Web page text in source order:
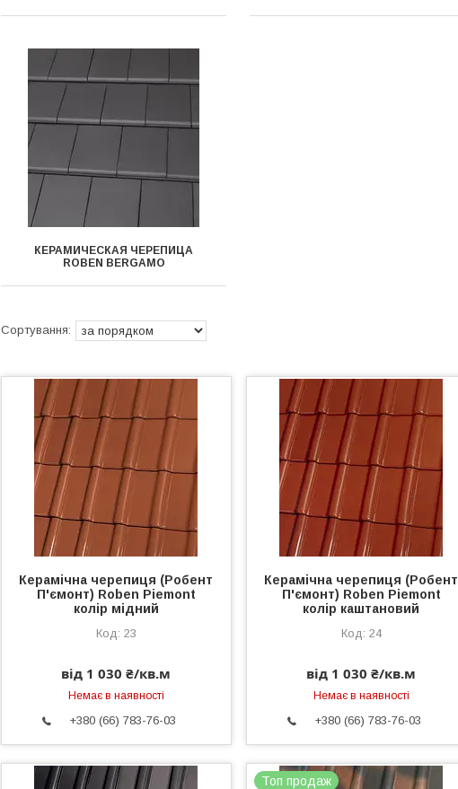
КЕРАМИЧЕСКАЯ ЧЕРЕПИЦА
ROBEN BERGAMO
Керамічна черепиця (Робент
П'ємонт) Roben Piemont
колір мідний
23
від 1 030 ₴/кв.м
Немає в наявності
+380 (66) 783-76-03
Керамічна черепиця (Робент
П'ємонт) Roben Piemont
колір каштановий
24
від 1 030 ₴/кв.м
Немає в наявності
+380 (66) 783-76-03
Топ продаж